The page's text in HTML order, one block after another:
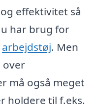
effektivitet så
har brug for
arbejdstøj. Men
over
må også meget
holdere til f.eks.